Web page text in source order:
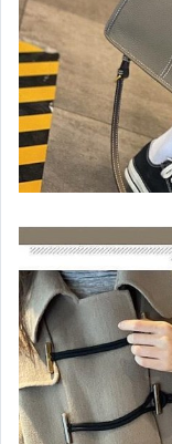
手錶與飾品配件
女包精品與女鞋
家電與影音視聽